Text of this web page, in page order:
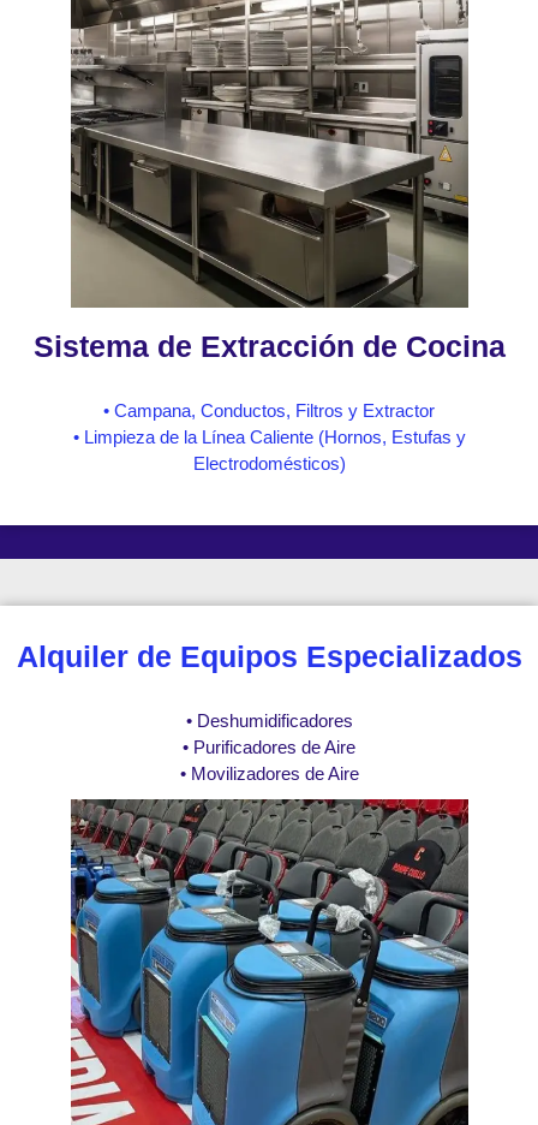
Sistema de Extracción de Cocina
• Campana, Conductos, Filtros y Extractor
• Limpieza de la Línea Caliente (Hornos, Estufas y
Electrodomésticos)
Alquiler de Equipos Especializados
• Deshumidificadores
• Purificadores de Aire
• Movilizadores de Aire